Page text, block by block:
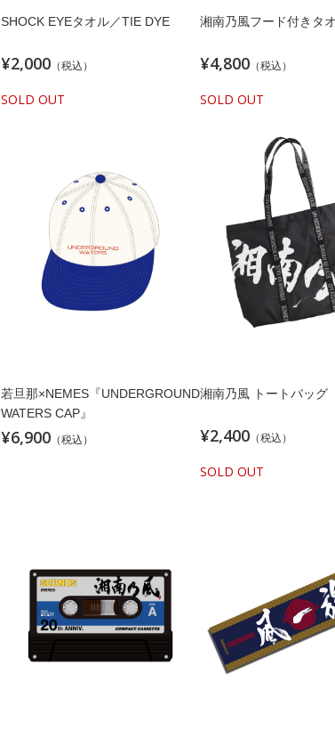
SHOCK EYEタオル／TIE DYE
¥2,000 （税込）
SOLD OUT
湘南乃風フード付きタ
¥4,800 （税込）
SOLD OUT
若旦那×NEMES『UNDERGROUND
WATERS CAP』
¥6,900 （税込）
湘南乃風 トートバッグ
¥2,400 （税込）
SOLD OUT